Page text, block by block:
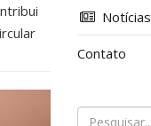
Notícias
Contato